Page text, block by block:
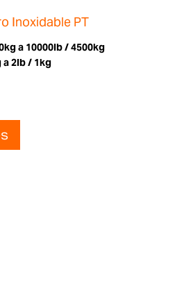
Inoxidable PT
a 10000lb / 4500kg
a 2lb / 1kg